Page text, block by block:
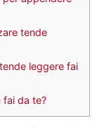
tende
leggere fai
fai da te?